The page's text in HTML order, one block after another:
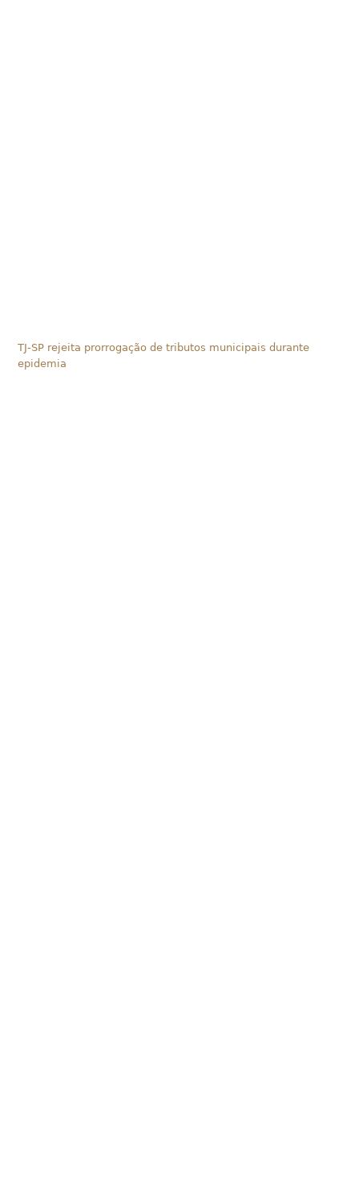
TJ-SP rejeita prorrogação de tributos municipais durante
epidemia